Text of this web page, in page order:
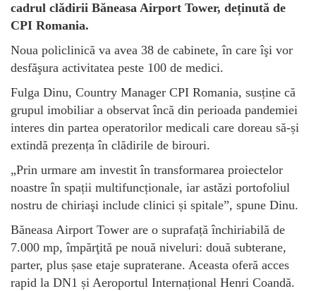
cadrul clădirii Băneasa Airport Tower, deținută de
CPI Romania.
Noua policlinică va avea 38 de cabinete, în care îşi vor
desfăşura activitatea peste 100 de medici.
Fulga Dinu, Country Manager CPI Romania, susține că
grupul imobiliar a observat încă din perioada pandemiei
interes din partea operatorilor medicali care doreau să-și
extindă prezența în clădirile de birouri.
„Prin urmare am investit în transformarea proiectelor
noastre în spații multifuncționale, iar astăzi portofoliul
nostru de chiriaşi include clinici și spitale”, spune Dinu.
Băneasa Airport Tower are o suprafață închiriabilă de
7.000 mp, împărţită pe nouă niveluri: două subterane,
parter, plus șase etaje supraterane. Aceasta oferă acces
rapid la DN1 și Aeroportul Internațional Henri Coandă.